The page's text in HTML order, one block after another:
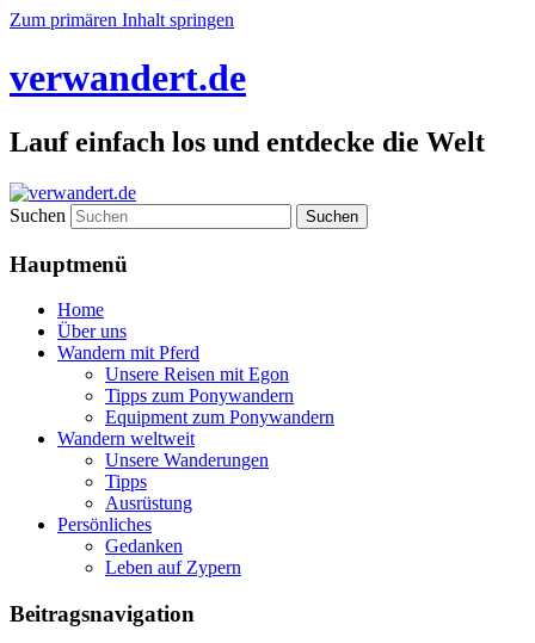
Zum primären Inhalt springen
verwandert.de
Lauf einfach los und entdecke die Welt
Suchen
Hauptmenü
Home
Über uns
Wandern mit Pferd
Unsere Reisen mit Egon
Tipps zum Ponywandern
Equipment zum Ponywandern
Wandern weltweit
Unsere Wanderungen
Tipps
Ausrüstung
Persönliches
Gedanken
Leben auf Zypern
Beitragsnavigation